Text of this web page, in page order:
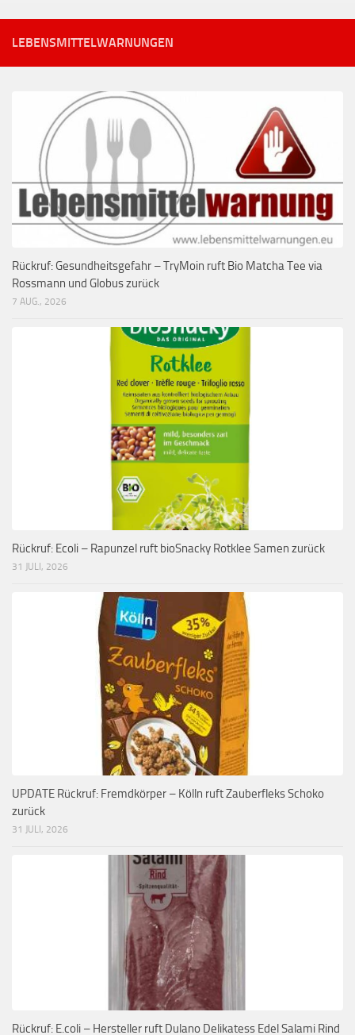
LEBENSMITTELWARNUNGEN
Rückruf: Gesundheitsgefahr – TryMoin ruft Bio Matcha Tee via
Rossmann und Globus zurück
7 AUG., 2026
Rückruf: Ecoli – Rapunzel ruft bioSnacky Rotklee Samen zurück
31 JULI, 2026
UPDATE Rückruf: Fremdkörper – Kölln ruft Zauberfleks Schoko
zurück
31 JULI, 2026
Rückruf: E.coli – Hersteller ruft Dulano Delikatess Edel Salami Rind